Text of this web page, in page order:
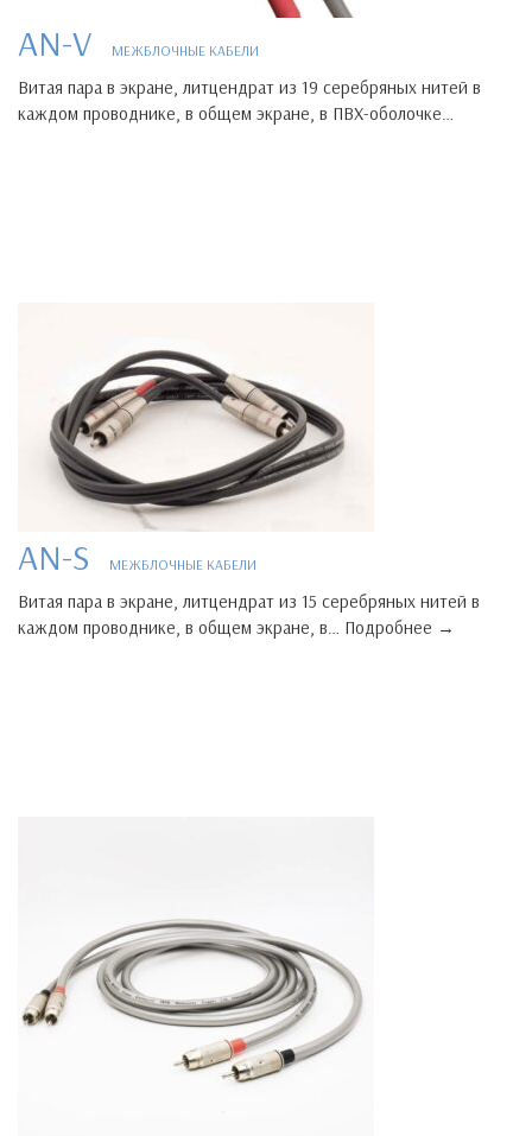
AN-V МЕЖБЛОЧНЫЕ КАБЕЛИ
Витая пара в экране, литцендрат из 19 серебряных нитей в
каждом проводнике, в общем экране, в ПВХ-оболочке…
AN-S МЕЖБЛОЧНЫЕ КАБЕЛИ
Витая пара в экране, литцендрат из 15 серебряных нитей в
каждом проводнике, в общем экране, в… Подробнее →